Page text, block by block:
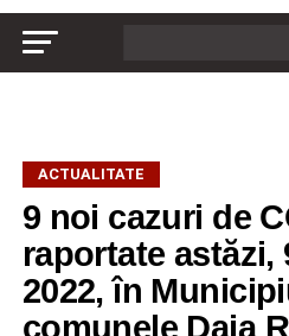
ACTUALITATE
9 noi cazuri de
raportate astăzi,
2022, în
comunele Daia